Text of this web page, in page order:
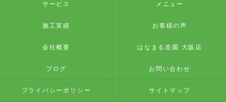
サービス メニュー
施工実績 お客様の声
会社概要 はなまる造園 大阪店
ブログ お問い合わせ
プライバシーポリシー サイトマップ